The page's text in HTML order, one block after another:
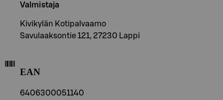
Valmistaja
Kivikylän Kotipalvaamo
Savulaaksontie 121, 27230 Lappi
EAN
6406300051140